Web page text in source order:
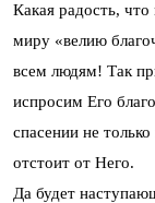
Какая радость,
миру «велию
всем людям! Так
испросим Его
спасении не
отстоит от Него.
Да будет